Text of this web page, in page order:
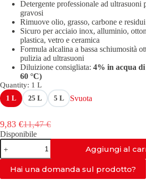
da
a
146,99 €
Detergente professionale ad ultrasuoni
gravosi
Rimuove olio, grasso, carbone e
Sicuro per acciaio inox, alluminio,
plastica, vetro e ceramica
Formula alcalina a bassa schiumosità
pulizia ad ultrasuoni
Diluizione consigliata: 4% in acqua
60 °C)
Quantity: 1 L
1 L 25 L 5 L Svuota
11,47€
Il
prezzo
originale
9,83 €Il
prezzo
Disponibile
AS-
GEN
quantità
Aggiungi al
Hai una domanda sul prodotto?